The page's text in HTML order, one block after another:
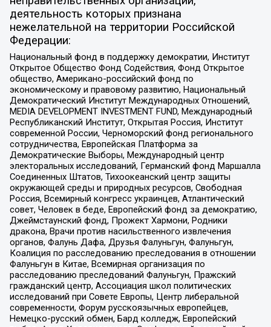
деятельность которых признана
нежелательной на территории Российской
Федерации:
Национальный фонд в поддержку демократии, Институт
Открытое Общество Фонд Содействия, Фонд Открытое
общество, Американо-российский фонд по
экономическому и правовому развитию, Национальный
Демократический Институт Международных Отношений,
MEDIA DEVELOPMENT INVESTMENT FUND, Международный
Республиканский Институт, Открытая Россия, Институт
современной России, Черноморский фонд регионального
сотрудничества, Европейская Платформа за
Демократические Выборы, Международный центр
электоральных исследований, Германский фонд Маршалла
Соединенных Штатов, Тихоокеанский центр защиты
окружающей среды и природных ресурсов, Свободная
Россия, Всемирный конгресс украинцев, Атлантический
совет, Человек в беде, Европейский фонд за демократию,
Джеймстаунский фонд, Прожект Хармони, Родники
дракона, Врачи против насильственного извлечения
органов, Фалунь Дафа, Друзья Фалуньгун, Фалуньгун,
Коалиция по расследованию преследования в отношении
Фалуньгун в Китае, Всемирная организация по
расследованию преследований Фалуньгун, Пражский
гражданский центр, Ассоциация школ политических
исследований при Совете Европы, Центр либеральной
современности, Форум русскоязычных европейцев,
Немецко-русский обмен, Бард колледж, Европейский